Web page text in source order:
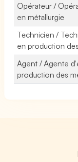
Opérateur /
en métallurgie
Technicien /
en production
Agent / Agente
production des